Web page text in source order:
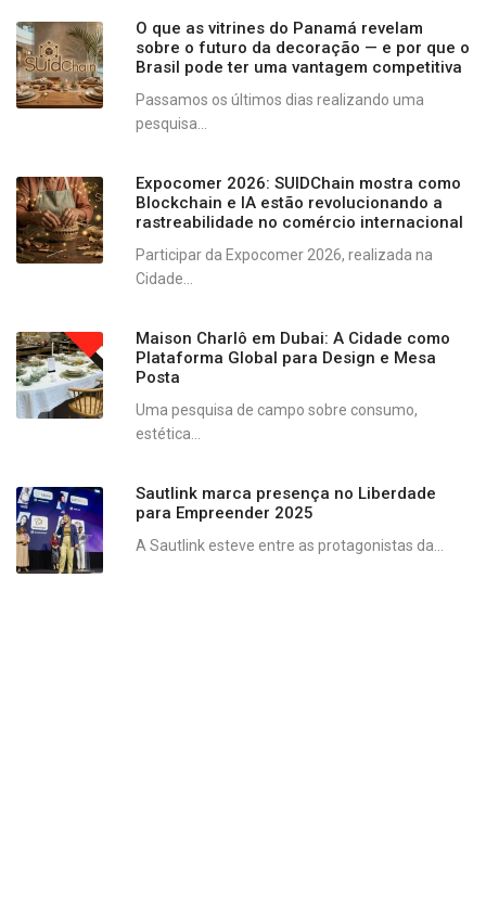
O que as vitrines do Panamá revelam
sobre o futuro da decoração — e por que o
Brasil pode ter uma vantagem competitiva
Passamos os últimos dias realizando uma
pesquisa...
Expocomer 2026: SUIDChain mostra como
Blockchain e IA estão revolucionando a
rastreabilidade no comércio internacional
Participar da Expocomer 2026, realizada na
Cidade...
Maison Charlô em Dubai: A Cidade como
Plataforma Global para Design e Mesa
Posta
Uma pesquisa de campo sobre consumo,
estética...
Sautlink marca presença no Liberdade
para Empreender 2025
A Sautlink esteve entre as protagonistas da...